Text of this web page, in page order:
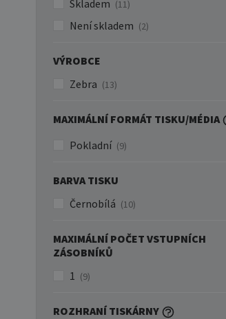
Skladem (11)
Není skladem (2)
VÝROBCE
Zebra (13)
MAXIMÁLNÍ FORMÁT TISKU/MÉDIA
Pokladní (9)
BARVA TISKU
Černobílá (10)
MAXIMÁLNÍ POČET VSTUPNÍCH
ZÁSOBNÍKŮ
1 (9)
ROZHRANÍ TISKÁRNY